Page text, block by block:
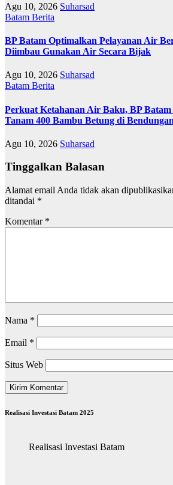
Agu 10, 2026 Suharsad
Batam Berita
BP Batam Optimalkan Pelayanan Air
Diimbau Gunakan Air Secara Bijak
Agu 10, 2026 Suharsad
Batam Berita
Perkuat Ketahanan Air Baku, BP
Tanam 400 Bambu Betung di
Agu 10, 2026 Suharsad
Tinggalkan Balasan
Alamat email Anda tidak akan
ditandai *
Komentar *
Nama *
Email *
Situs Web
Realisasi Investasi Batam 2025
Realisasi Investasi Batam